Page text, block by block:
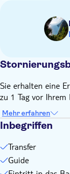
Warme
Bargeld für
Bitte
spezielle
Bitte beachten
und sich ggf.
Bei dieser
Rückerstattung
mindestens 24
Sie erhalten eine
zu 1 Tag vor
Mehr erfahren
Inbegriffen
Transfer
Guide